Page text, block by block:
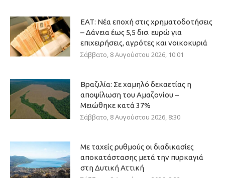
ΕΑΤ: Νέα εποχή στις χρηματοδοτήσεις
– Δάνεια έως 5,5 δισ. ευρώ για
επιχειρήσεις, αγρότες και νοικοκυριά
Σάββατο, 8 Αυγούστου 2026, 10:01
Βραζιλία: Σε χαμηλό δεκαετίας η
αποψίλωση του Αμαζονίου –
Μειώθηκε κατά 37%
Σάββατο, 8 Αυγούστου 2026, 8:30
Με ταχείς ρυθμούς οι διαδικασίες
αποκατάστασης μετά την πυρκαγιά
στη Δυτική Αττική